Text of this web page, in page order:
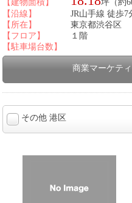
【建物面積】
坪（約
【沿線】
JR山手線 徒歩7
【所在】
東京都渋谷区
【フロア】
１階
【駐車場台数】
商業マーケテ
その他 港区